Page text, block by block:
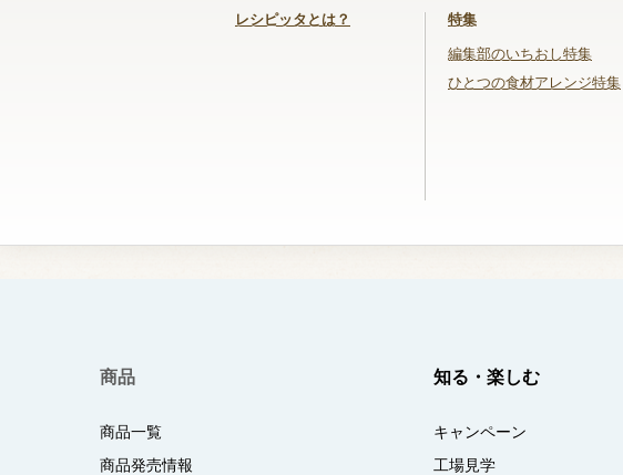
レシピッタとは？ 特集
編集部のいちおし特集
ひとつの食材アレンジ特集
商品
商品一覧
商品発売情報
知る・楽しむ
キャンペーン
工場見学